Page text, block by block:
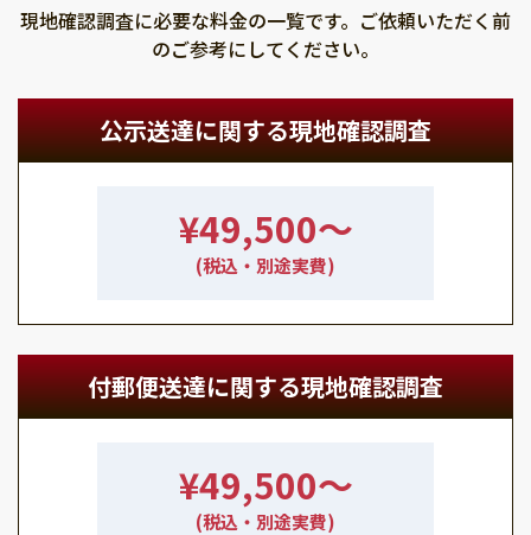
現地確認調査に必要な料金の一覧です。ご依頼いただく前
のご参考にしてください。
公示送達に関する現地確認調査
¥49,500〜
(税込・別途実費)
付郵便送達に関する現地確認調査
¥49,500〜
(税込・別途実費)